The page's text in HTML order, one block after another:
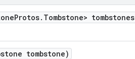
Protos. Tombstone> tombstones
tombstone)